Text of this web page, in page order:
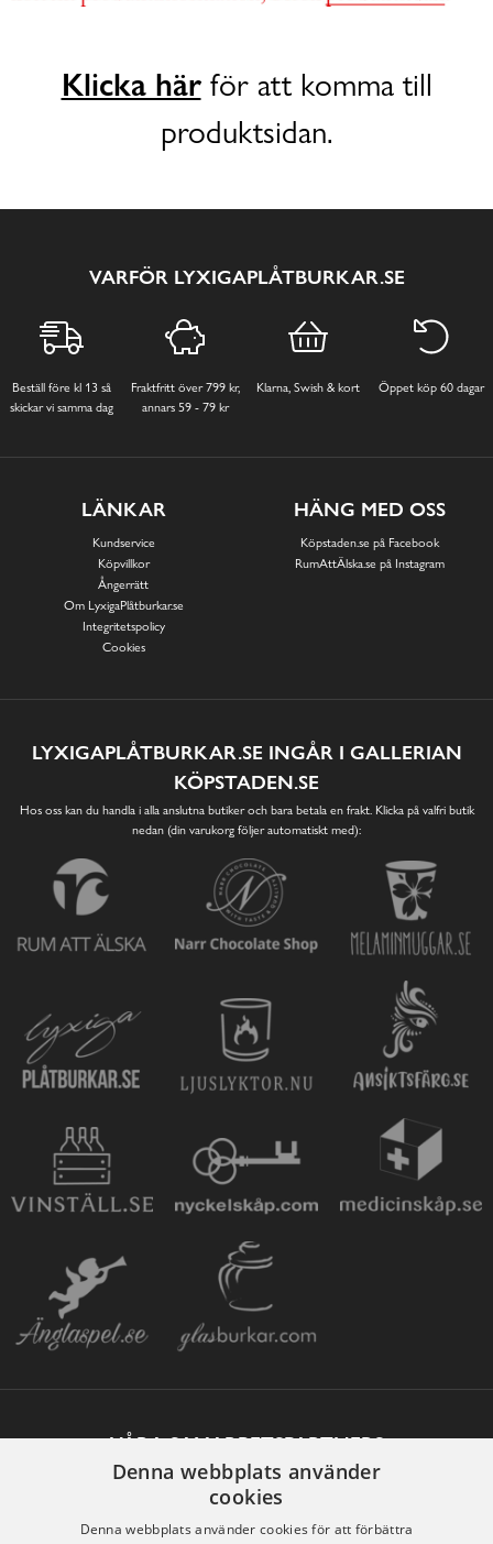
Klicka härför att komma till
produktsidan.
VARFÖR LYXIGAPLÅTBURKAR.SE
Beställ före kl 13 så
skickar vi samma dag
Fraktfritt över 799 kr,
annars 59 - 79 kr
Klarna, Swish & kort Öppet köp 60 dagar
LÄNKAR
Kundservice
Köpvillkor
Ångerrätt
Om LyxigaPlåtburkar.se
Integritetspolicy
Cookies
HÄNG MED OSS
Köpstaden.se på Facebook
RumAttÄlska.se på Instagram
LYXIGAPLÅTBURKAR.SE INGÅR I GALLERIAN
KÖPSTADEN.SE
Hos oss kan du handla i alla anslutna butiker och bara betala en frakt. Klicka på valfri butik
nedan (din varukorg följer automatiskt med):
VÅRA SAMARBETSPARTNERS
Denna webbplats använder
cookies
Denna webbplats använder cookies för att förbättra